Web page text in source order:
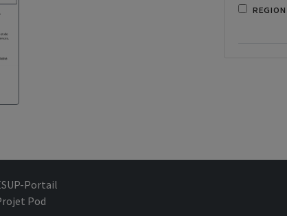
region
centre
Portail
Pod